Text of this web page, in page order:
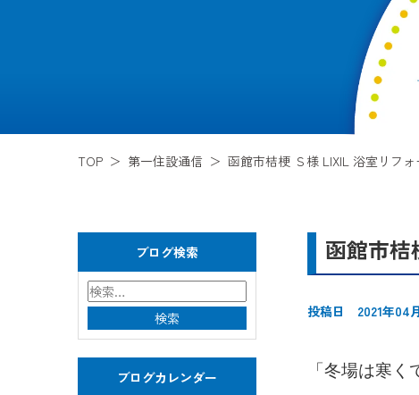
TOP 第一住設通信 函館市桔梗 Ｓ様 LIXIL 浴室リフ
ブログ検索
ブログカレンダー
函館市桔
投稿日 2021年04
「冬場は寒